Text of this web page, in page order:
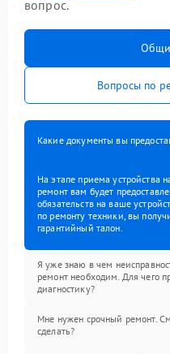
вопрос.
Вопросы по
Какие документы вы
На этапе приема устройства
ремонт вам будет
обязательств на ваше
по ремонту техники, вы
гарантийный талон.
Я уже знаю в чем
ремонт необходим. Для чего
диагностику?
Мне нужен срочный ремонт.
сделать?